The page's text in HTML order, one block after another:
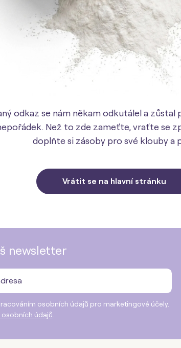
odkaz se nám někam odkutálel a
Než to zde zameťte, vraťte se
doplňte si zásoby pro své klouby a
Vrátit se na hlavní stránku
newsletter
osobních údajů pro marketingové účely.
údajů.